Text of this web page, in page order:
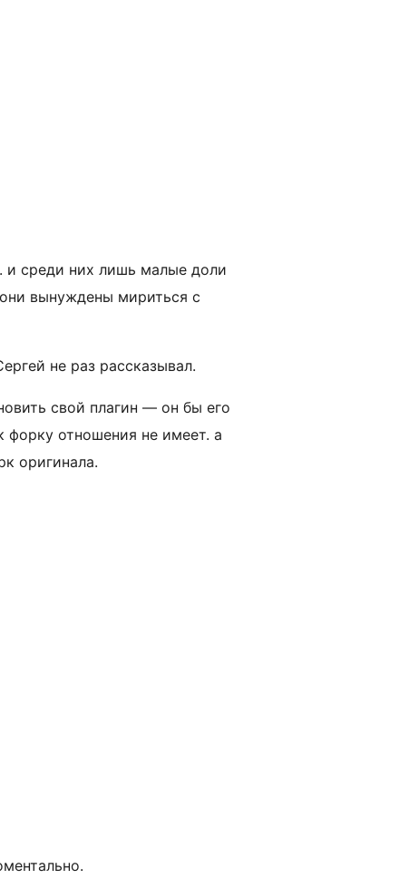
и среди них лишь малые доли
вынуждены мириться с
не раз рассказывал.
свой плагин — он бы его
форку отношения не имеет. а
оригинала.